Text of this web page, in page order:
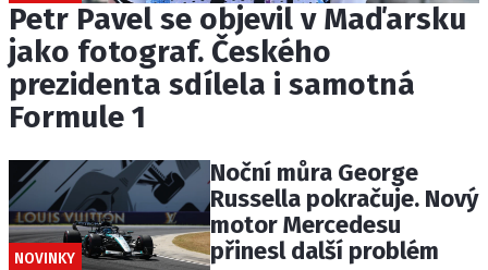
Petr Pavel se objevil v Maďarsku
jako fotograf. Českého
prezidenta sdílela i samotná
Formule 1
NOVINKY
Noční můra George
Russella pokračuje. Nový
motor Mercedesu
přinesl další problém